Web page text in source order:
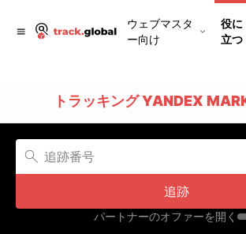
ウェブマスタ
ー向け
役に
立つ
トラッキング YANDEX
追跡
パートナーのオファーを開く